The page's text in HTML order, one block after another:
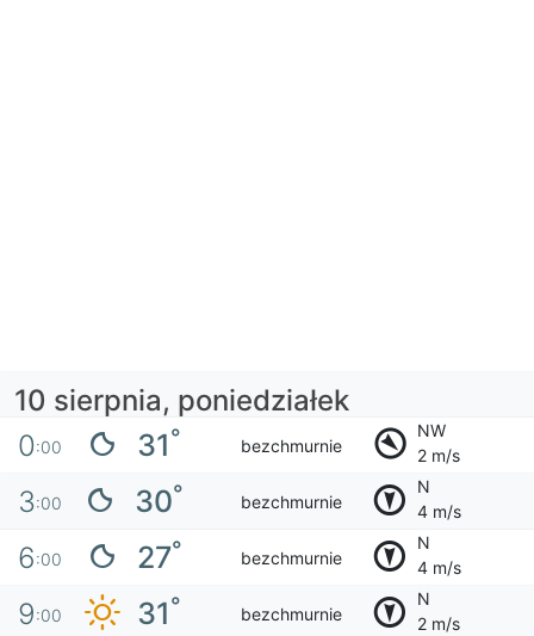
10 sierpnia, poniedziałek
0:00 31° bezchmurnie
NW
2 m/s
3:00 30° bezchmurnie
N
4 m/s
6:00 27° bezchmurnie
N
4 m/s
9:00 31° bezchmurnie
N
2 m/s